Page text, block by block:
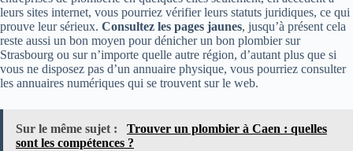
leurs sites internet, vous pourriez vérifier leurs statuts juridiques, ce qui
prouve leur sérieux. Consultez les pages jaunes, jusqu’à présent cela
reste aussi un bon moyen pour dénicher un bon plombier sur
Strasbourg ou sur n’importe quelle autre région, d’autant plus que si
vous ne disposez pas d’un annuaire physique, vous pourriez consulter
les annuaires numériques qui se trouvent sur le web.
Sur le même sujet :
Trouver un plombier à Caen : quelles
sont les compétences ?